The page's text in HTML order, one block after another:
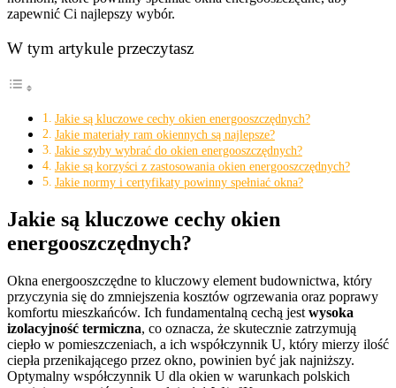
zapewnić Ci najlepszy wybór.
W tym artykule przeczytasz
Jakie są kluczowe cechy okien energooszczędnych?
Jakie materiały ram okiennych są najlepsze?
Jakie szyby wybrać do okien energooszczędnych?
Jakie są korzyści z zastosowania okien energooszczędnych?
Jakie normy i certyfikaty powinny spełniać okna?
Jakie są kluczowe cechy okien
energooszczędnych?
Okna energooszczędne to kluczowy element budownictwa, który
przyczynia się do zmniejszenia kosztów ogrzewania oraz poprawy
komfortu mieszkańców. Ich fundamentalną cechą jest wysoka
izolacyjność termiczna, co oznacza, że skutecznie zatrzymują
ciepło w pomieszczeniach, a ich współczynnik U, który mierzy ilość
ciepła przenikającego przez okno, powinien być jak najniższy.
Optymalny współczynnik U dla okien w warunkach polskich